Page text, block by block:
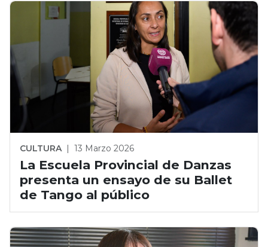
CULTURA | 13 Marzo 2026
La Escuela Provincial de Danzas
presenta un ensayo de su Ballet
de Tango al público